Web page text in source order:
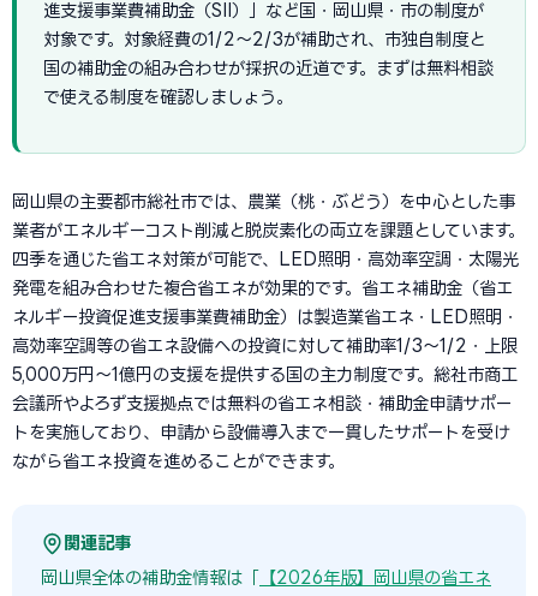
進支援事業費補助金（SII）」など国・岡山県・市の制度が
対象です。対象経費の1/2〜2/3が補助され、市独自制度と
国の補助金の組み合わせが採択の近道です。まずは無料相談
で使える制度を確認しましょう。
岡山県の主要都市総社市では、農業（桃・ぶどう）を中心とした事
業者がエネルギーコスト削減と脱炭素化の両立を課題としています。
四季を通じた省エネ対策が可能で、LED照明・高効率空調・太陽光
発電を組み合わせた複合省エネが効果的です。省エネ補助金（省エ
ネルギー投資促進支援事業費補助金）は製造業省エネ・LED照明・
高効率空調等の省エネ設備への投資に対して補助率1/3〜1/2・上限
5,000万円〜1億円の支援を提供する国の主力制度です。総社市商工
会議所やよろず支援拠点では無料の省エネ相談・補助金申請サポー
トを実施しており、申請から設備導入まで一貫したサポートを受け
ながら省エネ投資を進めることができます。
関連記事
岡山県全体の補助金情報は「
【2026年版】岡山県の省エネ